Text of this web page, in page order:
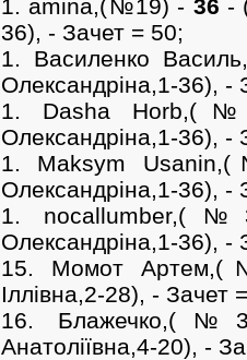
1. amina,(№19) - 36 -
36), - Зачет = 50;
1. Василенко
Олександріна,1-36), -
1. Dasha
Олександріна,1-36), -
1. Maksym
Олександріна,1-36), -
1.
Олександріна,1-36), -
15. Момот
Іллівна,2-28), - Зачет
16.
Анатоліївна,4-20), -